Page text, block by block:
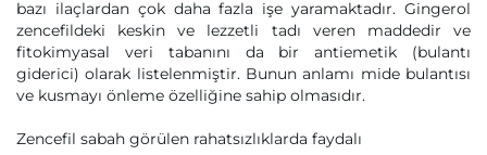
bazı ilaçlardan çok daha fazla işe yaramaktadır. Gingerol
zencefildeki keskin ve lezzetli tadı veren maddedir ve
fitokimyasal veri tabanını da bir antiemetik (bulantı
giderici) olarak listelenmiştir. Bunun anlamı mide bulantısı
ve kusmayı önleme özelliğine sahip olmasıdır.
Zencefil sabah görülen rahatsızlıklarda faydalı